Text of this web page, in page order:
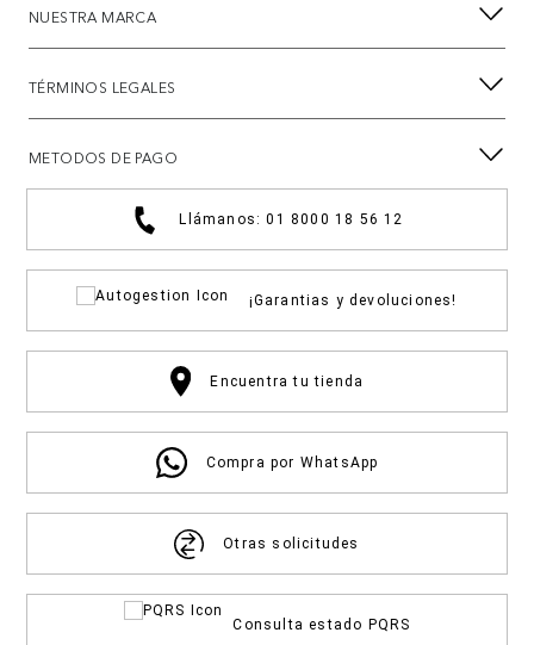
NUESTRA MARCA
TÉRMINOS LEGALES
METODOS DE PAGO
Llámanos: 01 8000 18 56 12
¡Garantias y devoluciones!
Encuentra tu tienda
Compra por WhatsApp
Otras solicitudes
Consulta estado PQRS